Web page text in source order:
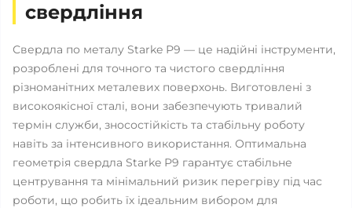
свердління
Свердла по металу Starke Р9 — це надійні інструменти,
розроблені для точного та чистого свердління
різноманітних металевих поверхонь. Виготовлені з
високоякісної сталі, вони забезпечують тривалий
термін служби, зносостійкість та стабільну роботу
навіть за інтенсивного використання. Оптимальна
геометрія свердла Starke Р9 гарантує стабільне
центрування та мінімальний ризик перегріву під час
роботи, що робить їх ідеальним вибором для